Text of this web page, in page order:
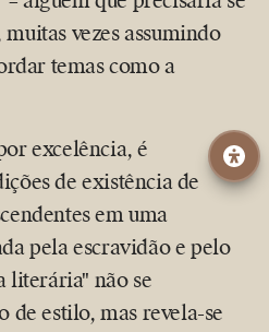
vezes assumindo
temas como a
excelência, é
de existência de
em uma
pela escravidão e pelo
literária" não se
de estilo, mas revela-se